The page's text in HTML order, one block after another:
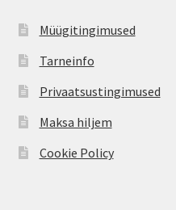
Müügitingimused
Tarneinfo
Privaatsustingimused
Maksa hiljem
Cookie Policy